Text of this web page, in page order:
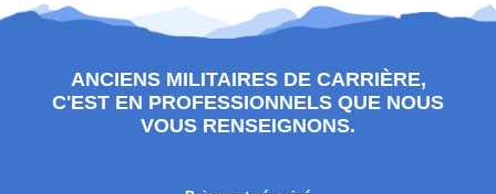
ANCIENS MILITAIRES DE CARRIÈRE,
C'EST EN PROFESSIONNELS QUE NOUS
VOUS RENSEIGNONS.